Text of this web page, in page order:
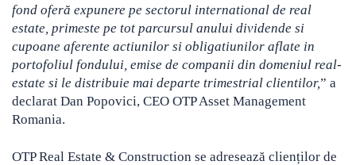
fond oferă expunere pe sectorul international de real
estate, primeste pe tot parcursul anului dividende si
cupoane aferente actiunilor si obligatiunilor aflate in
portofoliul fondului, emise de companii din domeniul real-
estate si le distribuie mai departe trimestrial clientilor,” a
declarat Dan Popovici, CEO OTP Asset Management
Romania.
OTP Real Estate & Construction se adresează clienților de